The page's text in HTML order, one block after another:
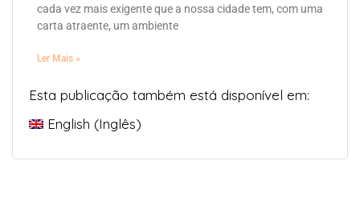
cada vez mais exigente que a nossa cidade tem, com uma
carta atraente, um ambiente
Ler Mais »
Esta publicação também está disponível em:
English (Inglês)